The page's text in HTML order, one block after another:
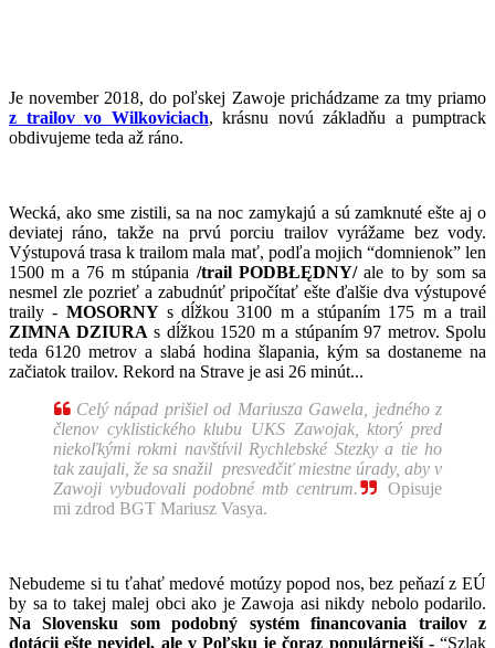
Je november 2018, do poľskej Zawoje prichádzame za tmy priamo
z trailov vo Wilkoviciach, krásnu novú základňu a pumptrack
obdivujeme teda až ráno.
Wecká, ako sme zistili, sa na noc zamykajú a sú zamknuté ešte aj o
deviatej ráno, takže na prvú porciu trailov vyrážame bez vody.
Výstupová trasa k trailom mala mať, podľa mojich “domnienok” len
1500 m a 76 m stúpania /trail PODBŁĘDNY/ale to by som sa
nesmel zle pozrieť a zabudnúť pripočítať ešte ďalšie dva výstupové
traily - MOSORNYs dĺžkou 3100 m a stúpaním 175 m a trail
ZIMNA DZIURA s dĺžkou 1520 m a stúpaním 97 metrov. Spolu
teda 6120 metrov a slabá hodina šlapania, kým sa dostaneme na
začiatok trailov. Rekord na Strave je asi 26 minút...
 Celý nápad prišiel od Mariusza Gawela, jedného z
členov cyklistického klubu UKS Zawojak, ktorý pred
niekoľkými rokmi navštívil Rychlebské Stezky a tie ho
tak zaujali, že sa snažil presvedčiť miestne úrady, aby v
Zawoji vybudovali podobné mtb centrum. 
Opisuje
mi zdrod BGT Mariusz Vasya.
Nebudeme si tu ťahať medové motúzy popod nos, bez peňazí z EÚ
by sa to takej malej obci ako je Zawoja asi nikdy nebolo podarilo.
Na Slovensku som podobný systém financovania trailov z
dotácii ešte nevidel, ale v Poľsku je čoraz populárnejší -“Szlak